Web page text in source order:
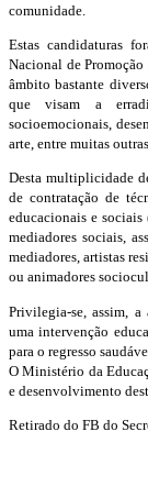
comunidade.
Estas candidaturas
Nacional de Promoção
âmbito bastante
que visam a
socioemocionais,
arte, entre muitas
Desta multiplicidade
de contratação de
educacionais e sociais
mediadores sociais,
mediadores, artistas
ou animadores
Privilegia-se, assim,
uma intervenção
para o regresso
O Ministério da
e desenvolvimento
Retirado do FB do